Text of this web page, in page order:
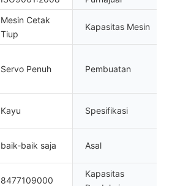
Mesin Cetak
Tiup
Kapasitas Mesin
Servo Penuh Pembuatan
Kayu Spesifikasi
baik-baik saja Asal
8477109000
Kapasitas